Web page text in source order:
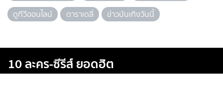
ดูทีวีออนไลน์
ดาราเดลี่ ข่าวบันเทิงวันนี้
10 ละคร-ซีรีส์ ยอดฮิต